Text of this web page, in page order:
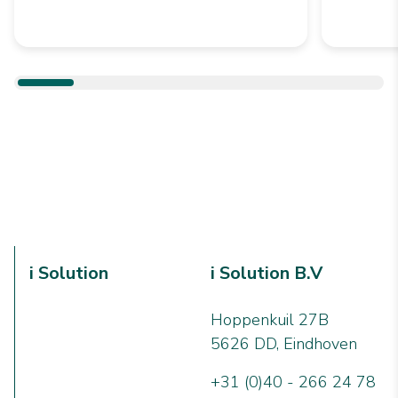
i Solution i Solution B.V
Hoppenkuil 27B
5626 DD, Eindhoven
+31 (0)40 - 266 24 78